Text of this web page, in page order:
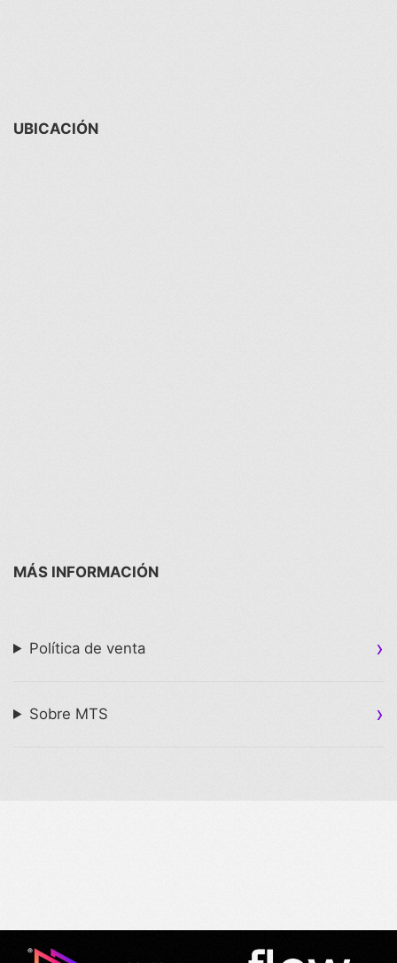
UBICACIÓN
MÁS INFORMACIÓN
Política de venta
Sobre MTS